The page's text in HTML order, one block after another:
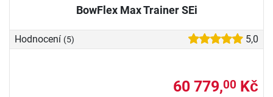
BowFlex Max Trainer SEi
Hodnocení (5) 5,0
60 779,00 Kč